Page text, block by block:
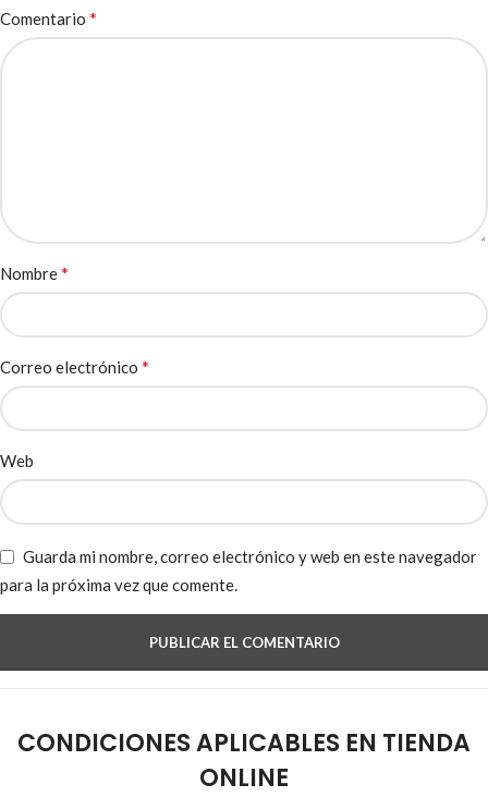
Comentario *
Nombre*
Correo electrónico *
Web
Guarda mi nombre, correo electrónico y web en este navegador
para la próxima vez que comente.
CONDICIONES APLICABLES EN TIENDA
ONLINE